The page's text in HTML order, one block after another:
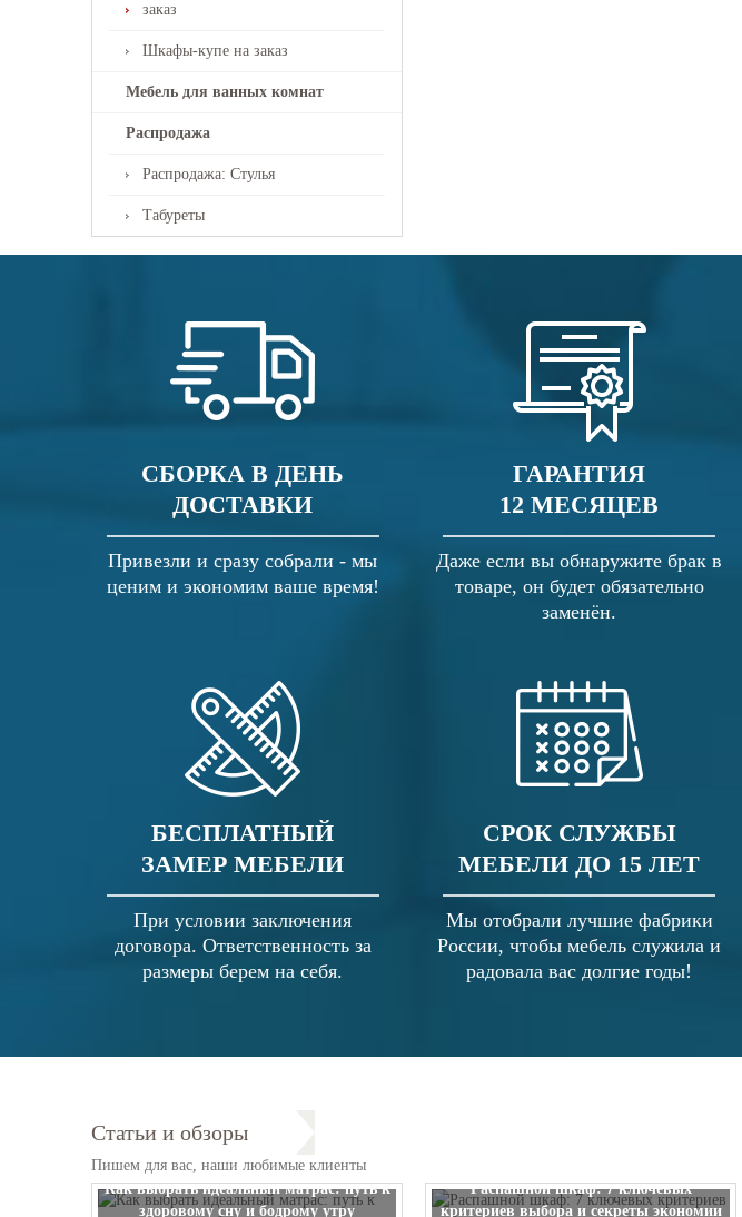
заказ
Шкафы-купе на заказ
Мебель для ванных комнат
Распродажа
Распродажа: Стулья
Табуреты
СБОРКА В ДЕНЬ
ДОСТАВКИ
Привезли и сразу собрали - мы
ценим и экономим ваше время!
ГАРАНТИЯ
12 МЕСЯЦЕВ
Даже если вы обнаружите брак в
товаре, он будет обязательно
заменён.
БЕСПЛАТНЫЙ
ЗАМЕР МЕБЕЛИ
При условии заключения
договора. Ответственность за
размеры берем на себя.
СРОК СЛУЖБЫ
МЕБЕЛИ ДО 15 ЛЕТ
Мы отобрали лучшие фабрики
России, чтобы мебель служила и
радовала вас долгие годы!
Статьи и обзоры
Пишем для вас, наши любимые клиенты
Как выбрать идеальный матрас: путь к
здоровому сну и бодрому утру
Распашной шкаф: 7 ключевых
критериев выбора и секреты экономии